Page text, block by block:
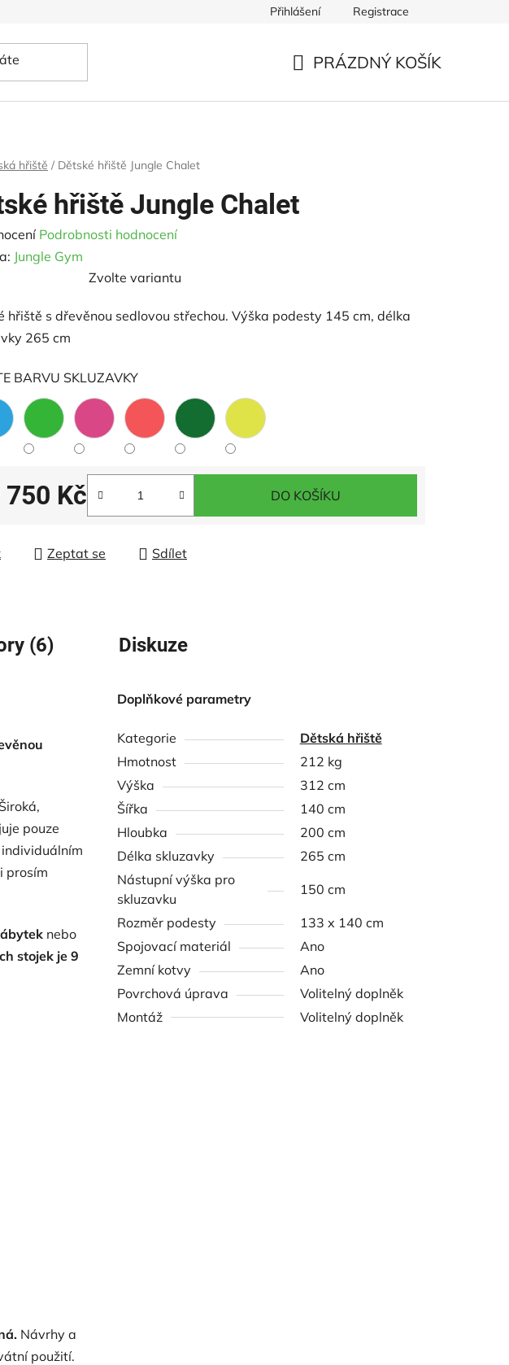
Řezivo pro dětská hřiště Ke stažení
Přihlášení Registrace
PRÁZDNÝ KOŠÍK
hřiště / Dětské hřiště Jungle Chalet
hřiště Jungle Chalet
Podrobnosti hodnocení
Jungle Gym
Zvolte variantu
hřiště s dřevěnou sedlovou střechou. Výška podesty 145 cm, délka
265 cm
BARVU SKLUZAVKY
750 Kč DO KOŠÍKU
Zeptat se Sdílet
(6) Diskuze
pouze
prosím
nebo
stojek je 9
Návrhy a
použití.
Doplňkové parametry
Kategorie
Dětská hřiště
Hmotnost
212 kg
Výška
312 cm
Šířka
140 cm
Hloubka
200 cm
Délka skluzavky
265 cm
Nástupní výška pro
skluzavku
150 cm
Rozměr podesty
133 x 140 cm
Spojovací materiál
Ano
Zemní kotvy
Ano
Povrchová úprava
Volitelný doplněk
Montáž
Volitelný doplněk